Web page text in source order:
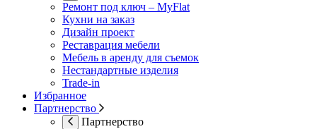
Ремонт под ключ – MyFlat
Кухни на заказ
Дизайн проект
Реставрация мебели
Мебель в аренду для съемок
Нестандартные изделия
Trade-in
Избранное
Партнерство
Партнерство